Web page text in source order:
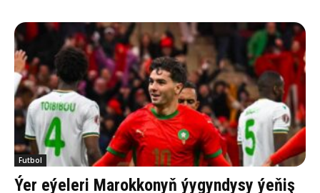
Futbol
Ýer eýeleri Marokkonyň ýygyndysy ýeňiş